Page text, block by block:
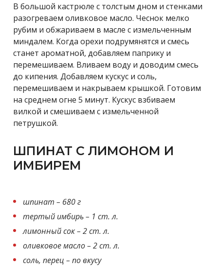
В большой кастрюле с толстым дном и стенками
разогреваем оливковое масло. Чеснок мелко
рубим и обжариваем в масле с измельченным
миндалем. Когда орехи подрумянятся и смесь
станет ароматной, добавляем паприку и
перемешиваем. Вливаем воду и доводим смесь
до кипения. Добавляем кускус и соль,
перемешиваем и накрываем крышкой. Готовим
на среднем огне 5 минут. Кускус взбиваем
вилкой и смешиваем с измельченной
петрушкой.
ШПИНАТ С ЛИМОНОМ И
ИМБИРЕМ
шпинат – 680 г
тертый имбирь – 1 ст. л.
лимонный сок – 2 ст. л.
оливковое масло – 2 ст. л.
соль, перец – по вкусу